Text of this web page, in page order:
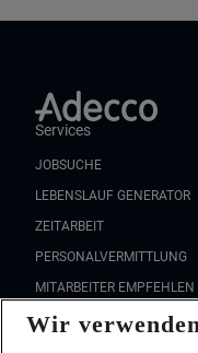
Services
JOBSUCHE
LEBENSLAUF GENERATOR
ZEITARBEIT
PERSONALVERMITTLUNG
MITARBEITER EMPFEHLEN
FAQ
Wir stellen ein!
Wir